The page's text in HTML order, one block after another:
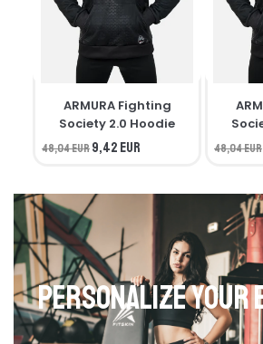
ARMURA Fighting
Society 2.0 Hoodie
48,04 EUR9,42 EUR 48,04 EUR
Personalize your